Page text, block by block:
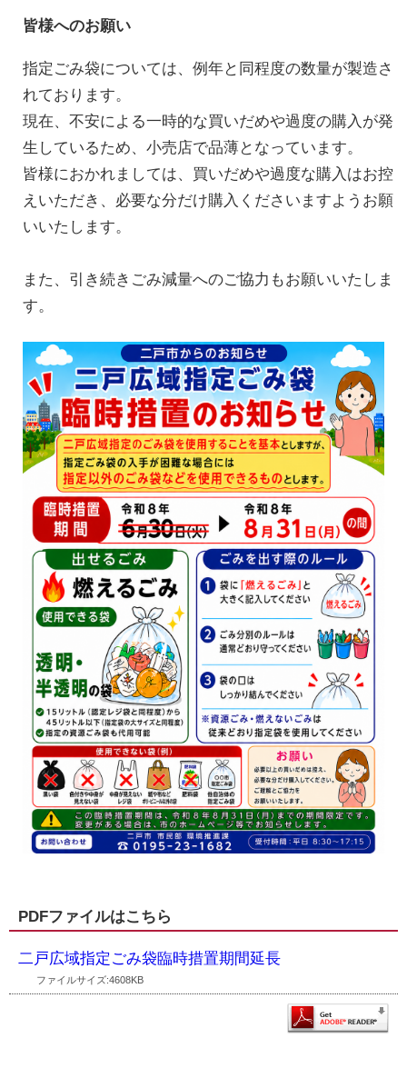
皆様へのお願い
指定ごみ袋については、例年と同程度の数量が製造さ
れております。
現在、不安による一時的な買いだめや過度の購入が発
生しているため、小売店で品薄となっています。
皆様におかれましては、買いだめや過度な購入はお控
えいただき、必要な分だけ購入くださいますようお願
いいたします。
また、引き続きごみ減量へのご協力もお願いいたしま
す。
PDFファイルはこちら
二戸広域指定ごみ袋臨時措置期間延長
ファイルサイズ:4608KB